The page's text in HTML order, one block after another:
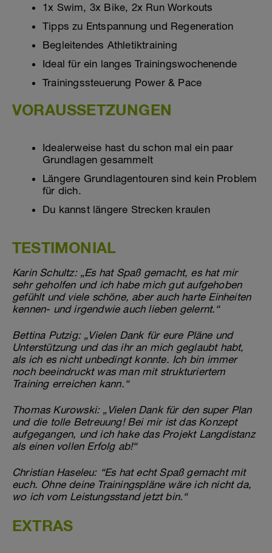
1x Swim, 3x Bike, 2x Run Workouts
Tipps zu Entspannung und Regeneration
Begleitendes Athletiktraining
Ideal für ein langes Trainingswochenende
Trainingssteuerung Power & Pace
VORAUSSETZUNGEN
Idealerweise hast du schon mal ein paar
Grundlagen gesammelt
Längere Grundlagentouren sind kein Problem
für dich.
Du kannst längere Strecken kraulen
TESTIMONIAL
Karin Schultz: „Es hat Spaß gemacht, es hat mir
sehr geholfen und ich habe mich gut aufgehoben
gefühlt und viele schöne, aber auch harte Einheiten
kennen- und irgendwie auch lieben gelernt.“
Bettina Putzig: „Vielen Dank für eure Pläne und
Unterstützung und das ihr an mich geglaubt habt,
als ich es nicht unbedingt konnte. Ich bin immer
noch beeindruckt was man mit strukturiertem
Training erreichen kann.“
Thomas Kurowski: „Vielen Dank für den super Plan
und die tolle Betreuung! Bei mir ist das Konzept
aufgegangen, und ich hake das Projekt Langdistanz
als einen vollen Erfolg ab!“
Christian Haseleu: “Es hat echt Spaß gemacht mit
euch. Ohne deine Trainingspläne wäre ich nicht da,
wo ich vom Leistungsstand jetzt bin.“
EXTRAS